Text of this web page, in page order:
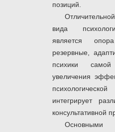
позиций.
вида
является
резервные,
психики
увеличения
интегрирует
консультативной